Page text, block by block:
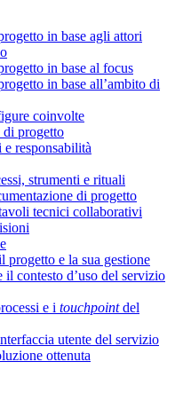
in base agli attori
in base al focus
in base all’ambito di
coinvolte
progetto
responsabilità
strumenti e rituali
di progetto
tecnici collaborativi
progetto e la sua gestione
il contesto d’uso del servizio
e i touchpointdel
utente del servizio
ottenuta